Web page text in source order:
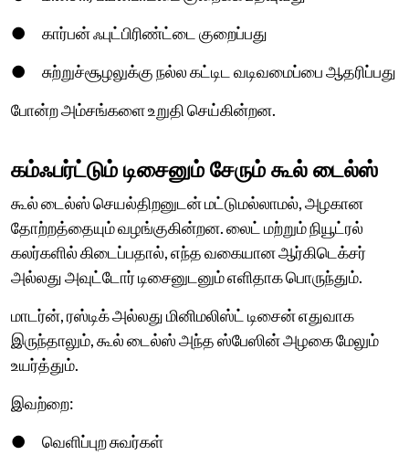
● கார்பன் ஃபுட்பிரிண்ட்டை குறைப்பது
● சுற்றுச்சூழலுக்கு நல்ல கட்டிட வடிவமைப்பை ஆதரிப்பது
போன்ற அம்சங்களை உறுதி செய்கின்றன.
கம்ஃபர்ட்டும் டிசைனும் சேரும் கூல் டைல்ஸ்
கூல் டைல்ஸ் செயல்திறனுடன் மட்டுமல்லாமல், அழகான
தோற்றத்தையும் வழங்குகின்றன. லைட் மற்றும் நியூட்ரல்
கலர்களில் கிடைப்பதால், எந்த வகையான ஆர்கிடெக்சர்
அல்லது அவுட்டோர் டிசைனுடனும் எளிதாக பொருந்தும்.
மாடர்ன், ரஸ்டிக் அல்லது மினிமலிஸ்ட் டிசைன் எதுவாக
இருந்தாலும், கூல் டைல்ஸ் அந்த ஸ்பேஸின் அழகை மேலும்
உயர்த்தும்.
இவற்றை:
● வெளிப்புற சுவர்கள்